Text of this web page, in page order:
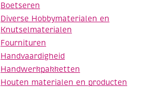
Boetseren
Diverse Hobbymaterialen en
Knutselmaterialen
Fournituren
Handvaardigheid
Handwerkpakketten
Houten materialen en producten